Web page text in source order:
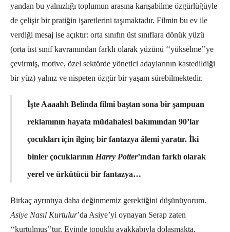
yandan bu yalnızlığı toplumun arasına karışabilme özgürlüğüyle
de çelişir bir pratiğin işaretlerini taşımaktadır. Filmin bu ev ile
verdiği mesaj ise açıktır: orta sınıfın üst sınıflara dönük yüzü
(orta üst sınıf kavramından farklı olarak yüzünü ‘‘yükselme’’ye
çevirmiş, motive, özel sektörde yönetici adaylarının kastedildiği
bir yüz) yalnız ve nispeten özgür bir yaşam sürebilmektedir.
İşte Aaaahh Belinda filmi baştan sona bir şampuan
reklamının hayata müdahalesi bakımından 90’lar
çocukları için ilginç bir fantazya âlemi yaratır. İki
binler çocuklarının Harry Potter’ından farklı olarak
yerel ve ürkütücü bir fantazya…
Birkaç ayrıntıya daha değinmemiz gerektiğini düşünüyorum.
Asiye Nasıl Kurtulur’da Asiye’yi oynayan Serap zaten
‘‘kurtulmuş’’tur. Evinde topuklu ayakkabıyla dolaşmakta,